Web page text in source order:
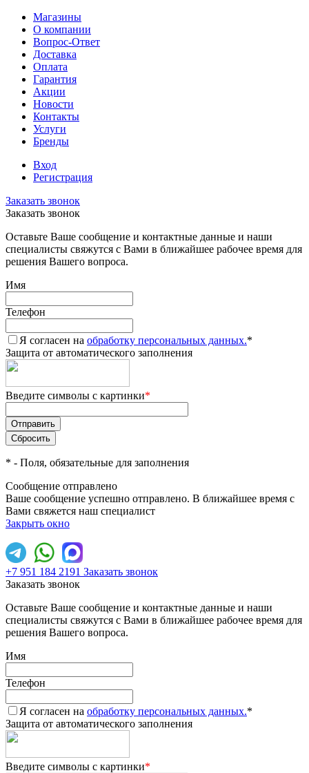
Магазины
О компании
Вопрос-Ответ
Доставка
Оплата
Гарантия
Акции
Новости
Контакты
Услуги
Бренды
Вход
Регистрация
Заказать звонок
Заказать звонок
Оставьте Ваше сообщение и контактные данные и наши
специалисты свяжутся с Вами в ближайшее рабочее время для
решения Вашего вопроса.
Имя
Телефон
Я согласен на обработку персональных данных.*
Защита от автоматического заполнения
Введите символы с картинки*
* - Поля, обязательные для заполнения
Сообщение отправлено
Ваше сообщение успешно отправлено. В ближайшее время с
Вами свяжется наш специалист
Закрыть окно
+7 951 184 2191 Заказать звонок
Заказать звонок
Оставьте Ваше сообщение и контактные данные и наши
специалисты свяжутся с Вами в ближайшее рабочее время для
решения Вашего вопроса.
Имя
Телефон
Я согласен на обработку персональных данных.*
Защита от автоматического заполнения
Введите символы с картинки*